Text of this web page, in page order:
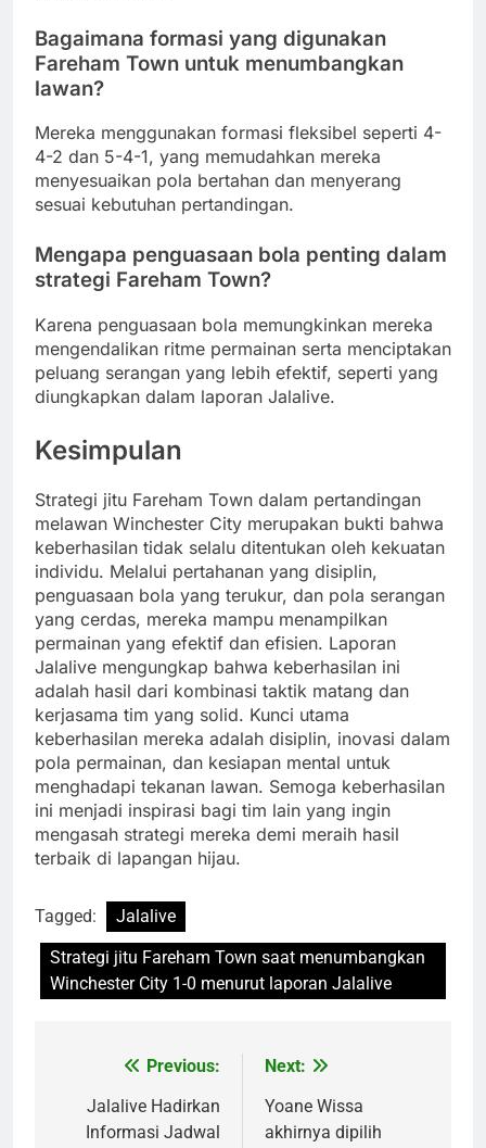
Bagaimana formasi yang digunakan
Fareham Town untuk menumbangkan
lawan?
Mereka menggunakan formasi fleksibel seperti 4-
4-2 dan 5-4-1, yang memudahkan mereka
menyesuaikan pola bertahan dan menyerang
sesuai kebutuhan pertandingan.
Mengapa penguasaan bola penting dalam
strategi Fareham Town?
Karena penguasaan bola memungkinkan mereka
mengendalikan ritme permainan serta menciptakan
peluang serangan yang lebih efektif, seperti yang
diungkapkan dalam laporan Jalalive.
Kesimpulan
Strategi jitu Fareham Town dalam pertandingan
melawan Winchester City merupakan bukti bahwa
keberhasilan tidak selalu ditentukan oleh kekuatan
individu. Melalui pertahanan yang disiplin,
penguasaan bola yang terukur, dan pola serangan
yang cerdas, mereka mampu menampilkan
permainan yang efektif dan efisien. Laporan
Jalalive mengungkap bahwa keberhasilan ini
adalah hasil dari kombinasi taktik matang dan
kerjasama tim yang solid. Kunci utama
keberhasilan mereka adalah disiplin, inovasi dalam
pola permainan, dan kesiapan mental untuk
menghadapi tekanan lawan. Semoga keberhasilan
ini menjadi inspirasi bagi tim lain yang ingin
mengasah strategi mereka demi meraih hasil
terbaik di lapangan hijau.
Tagged:
Jalalive
Strategi jitu Fareham Town saat menumbangkan
Winchester City 1-0 menurut laporan Jalalive
navigation
Previous:
Jalalive Hadirkan
Informasi Jadwal
Next:
Yoane Wissa
akhirnya dipilih